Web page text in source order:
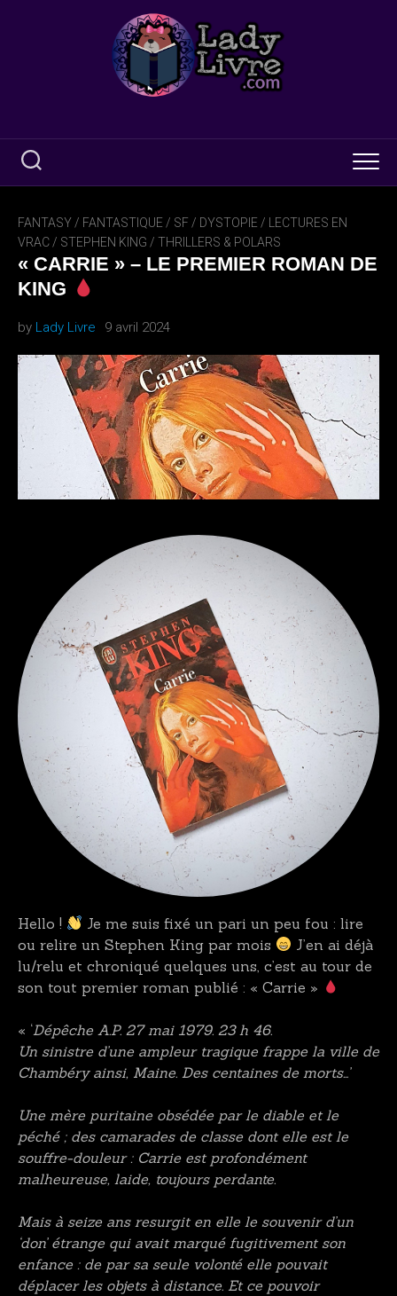
FANTASY / FANTASTIQUE / SF / DYSTOPIE /
LECTURES EN
VRAC / STEPHEN KING / THRILLERS & POLARS
« CARRIE » – LE PREMIER ROMAN DE
KING
by Lady Livre 9 avril 2024
Hello !
Je me suis fixé un pari un peu fou : lire
ou relire un Stephen King par mois
J’en ai déjà
lu/relu et chroniqué quelques uns, c’est au tour de
son tout premier roman publié : « Carrie »
« ‘Dépêche A.P. 27 mai 1979. 23 h 46.
Un sinistre d’une ampleur tragique frappe la ville de
Chambéry ainsi, Maine. Des centaines de morts…’
Une mère puritaine obsédée par le diable et le
péché ; des camarades de classe dont elle est le
souffre-douleur : Carrie est profondément
malheureuse, laide, toujours perdante.
Mais à seize ans resurgit en elle le souvenir d’un
‘don’ étrange qui avait marqué fugitivement son
enfance : de par sa seule volonté elle pouvait
déplacer les objets à distance. Et ce pouvoir